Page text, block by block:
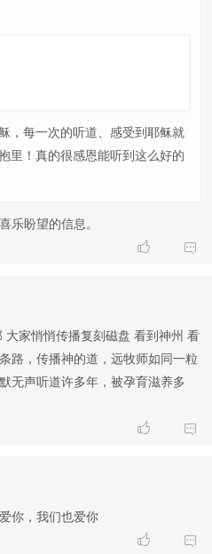
，每一次的听道、感受到耶稣就
里！真的很感恩能听到这么好的
乐盼望的信息。
 
大家悄悄传播复刻磁盘 看到神州 看
路，传播神的道，远牧师如同一粒
无声听道许多年，被孕育滋养多
 
你，我们也爱你
 